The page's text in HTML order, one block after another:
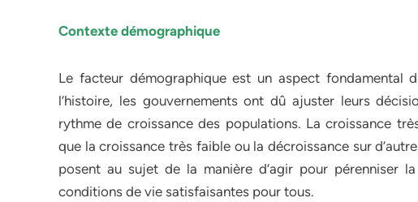
Contexte démographique
Le facteur démographique est un aspect fondamental
l’histoire, les gouvernements ont dû ajuster leurs
rythme de croissance des populations. La croissance
que la croissance très faible ou la décroissance sur
posent au sujet de la manière d’agir pour pérenniser
conditions de vie satisfaisantes pour tous.